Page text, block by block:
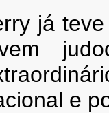
já
e